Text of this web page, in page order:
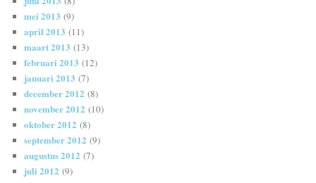
mei 2013 (9)
april 2013 (11)
maart 2013 (13)
februari 2013 (12)
januari 2013 (7)
december 2012 (8)
november 2012 (10)
oktober 2012 (8)
september 2012 (9)
augustus 2012 (7)
juli 2012 (9)